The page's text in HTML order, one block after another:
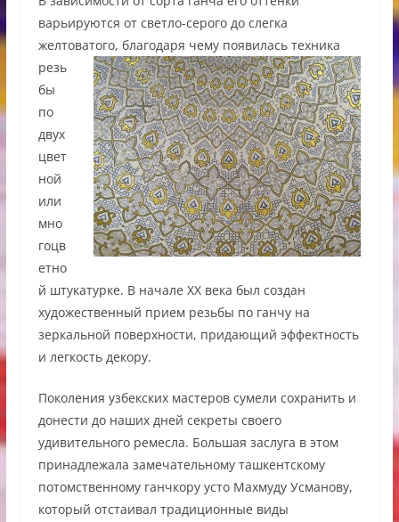
варьируются от светло-серого до слегка
желтоватого, благодаря чему появилась техника
резь
бы
по
двух
цвет
ной
или
мно
гоцв
етно
й штукатурке. В начале XX века был создан
художественный прием резьбы по ганчу на
зеркальной поверхности, придающий эффектность
и легкость декору.
Поколения узбекских мастеров сумели сохранить и
донести до наших дней секреты своего
удивительного ремесла. Большая заслуга в этом
принадлежала замечательному ташкентскому
потомственному ганчкору усто Махмуду Усманову,
который отстаивал традиционные виды